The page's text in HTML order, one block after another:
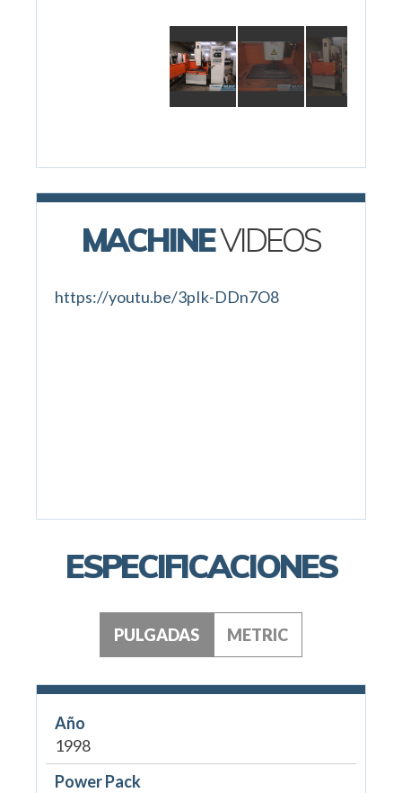
MACHINEVIDEOS
https://youtu.be/3pIk-DDn7O8
ESPECIFICACIONES
PULGADAS METRIC
Año
1998
Power Pack